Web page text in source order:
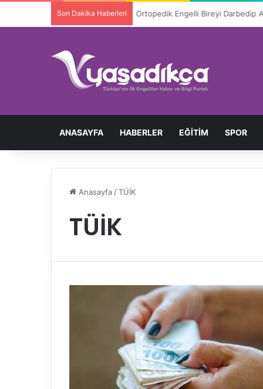
Son Dakika Haberleri Ortopedik Engelli Bireyi Darbedip
ANASAYFA HABERLER EĞITIM SPOR
Anasayfa /TÜİK
TÜİK